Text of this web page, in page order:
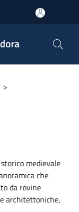
>
medievale
che
da rovine
architettoniche,